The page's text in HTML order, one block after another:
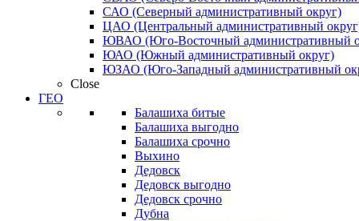
САО (Северный административный округ)
ЦАО (Центральный административный
ЮВАО (Юго-Восточный административный
ЮАО (Южный административный округ)
ЮЗАО (Юго-Западный административный
Close
ГЕО
Балашиха битые
Балашиха выгодно
Балашиха срочно
Выхино
Дедовск
Дедовск выгодно
Дедовск срочно
Дубна